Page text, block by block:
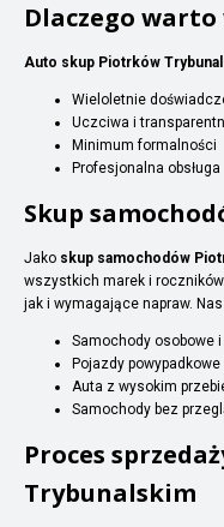
Dlaczego
Auto skup Piotrków
Wieloletnie
Uczciwa i
Minimum formalności
Profesjonalna obsługa
Skup
Jako skup samochodów
wszystkich marek i
jak i wymagające napraw.
Samochody osobowe
Pojazdy
Auta z wysokim
Samochody bez
Proces
Trybunalskim